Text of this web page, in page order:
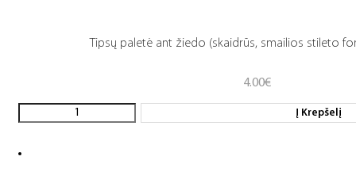
Tipsų paletė ant žiedo (skaidrūs, smailios stileto
4.00€
Į Krepšelį